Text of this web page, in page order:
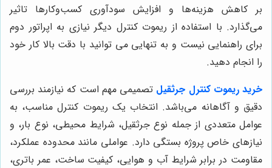
بر کاهش هزینه‌ها و افزایش سودآوری کسب‌وکارها تاثیر
می‌گذارد. با استفاده از ریموت کنترل دیگر نیازی به اپراتور دوم
برای راهنمایی نیست و به تنهایی می توانید با دقت بالا کار خود
را انجام دهید.
خرید ریموت کنترل جرثقیل تصمیمی مهم است که نیازمند بررسی
دقیق و آگاهانه می‌باشد. انتخاب یک ریموت کنترل مناسب، به
عوامل متعددی از جمله نوع جرثقیل، شرایط محیطی، نوع بار، و
نیازهای خاص پروژه بستگی دارد. عواملی مانند محدوده عملکرد،
مقاومت در برابر شرایط آب و هوایی، کیفیت ساخت، عمر باتری،